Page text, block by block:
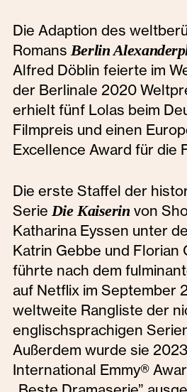
Die Adaption des
Romans Berlin
Alfred Döblin feierte im
der Berlinale 2020
erhielt fünf Lolas beim
Filmpreis und einen
Excellence Award für die
Die erste Staffel der
Serie Die Kaiserin von
Katharina Eyssen unter
Katrin Gebbe und Florian
führte nach dem
auf Netflix im September
weltweite Rangliste der
englischsprachigen
Außerdem wurde sie
International Emmy®